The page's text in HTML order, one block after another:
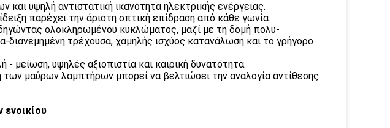
υψηλή αντιστατική ικανότητα ηλεκτρικής ενέργειας.
παρέχει την άριστη οπτική επίδραση από κάθε γωνία.
ολοκληρωμένου κυκλώματος, μαζί με τη δομή πολυ-
διανεμημένη τρέχουσα, χαμηλής ισχύος κατανάλωση και το γρήγορο
μείωση, υψηλές αξιοπιστία και καιρική δυνατότητα.
των μαύρων λαμπτήρων μπορεί να βελτιώσει την αναλογία αντίθεσης